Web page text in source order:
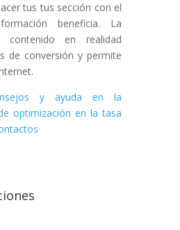
tus tus sección con el
beneficia. La
contenido en realidad
de conversión y permite
y ayuda en la
optimización en la tasa